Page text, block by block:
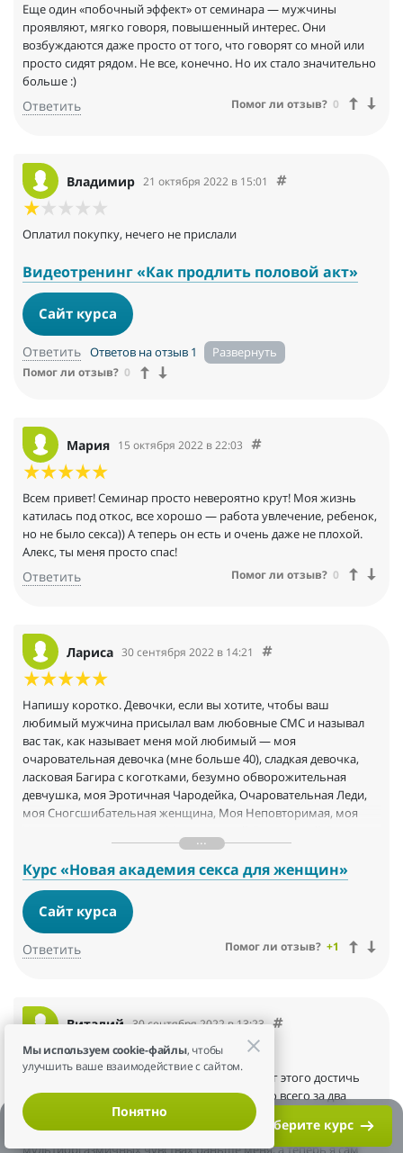
Выберите курс
Еще один «побочный эффект» от семинара — мужчины
проявляют, мягко говоря, повышенный интерес. Они
возбуждаются даже просто от того, что говорят со мной или
просто сидят рядом. Не все, конечно. Но их стало значительно
больше :)
Ответить Помог ли отзыв? 0
Владимир 21 октября 2022 в 15:01
Оплатил покупку, нечего не прислали
Видеотренинг «Как продлить половой акт»
Сайт курса
Ответить Ответов на отзыв 1
Помог ли отзыв? 0
Мария 15 октября 2022 в 22:03
Всем привет! Семинар просто невероятно крут! Моя жизнь
катилась под откос, все хорошо — работа увлечение, ребенок,
но не было секса)) А теперь он есть и очень даже не плохой.
Алекс, ты меня просто спас!
Ответить Помог ли отзыв? 0
Лариса 30 сентября 2022 в 14:21
Напишу коротко. Девочки, если вы хотите, чтобы ваш
любимый мужчина присылал вам любовные СМС и называл
вас так, как называет меня мой любимый — моя
очаровательная девочка (мне больше 40), сладкая девочка,
ласковая Багира с коготками, безумно обворожительная
девчушка, моя Эротичная Чародейка, Очаровательная Леди,
моя Сногсшибательная женщина, Моя Неповторимая, моя
моя сладкая Конфетка, моя Ласточка, моя Лапочка, Лапуля,
Лапушка, моя Кошечка, моя Завораживающе-прелестная....(и
это далеко не весь список!) купите Академию, как это сделала я,
примените хотя бы 50% и будете такие комплименты
получать. Будьте счастливы!
Алекс, Вы маг и волшебник — из «бревна» Вы сделали
Курс «Новая академия секса для женщин»
Сайт курса
Ответить Помог ли отзыв? +1
Виталий 30 сентября 2022 в 13:23
Спасибо Алекс! Только благодаря тебе я смог этого достичь
после 10 лет совместной жизни в браке, и это всего за два
месяца. Алекс ты просто Бог по вопросам удовольствия. Жена
кстати передает тебе тоже привет, она в этих
мультиоргазмичных чувствах раньше меня, а теперь я сам
Мы используем cookie-файлы, чтобы
улучшить ваше взаимодействие с сайтом.
Понятно